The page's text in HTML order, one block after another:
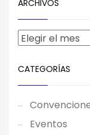
ARCHIVOS
CATEGORÍAS
Eventos